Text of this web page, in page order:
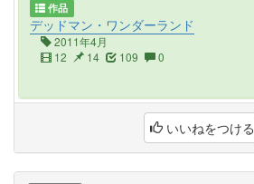
作品
デッドマン・ワンダーランド
2011年4月
12
14 109 0
いいねをつける